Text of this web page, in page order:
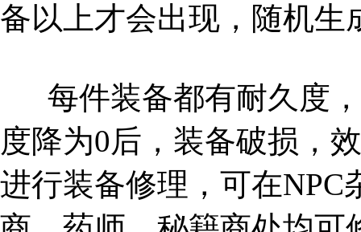
备以上才会出现，随机生
每件装备都有耐久度，
度降为0后，装备破损，
进行装备修理，可在